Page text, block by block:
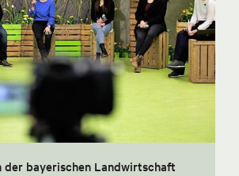
der bayerischen Landwirtschaft